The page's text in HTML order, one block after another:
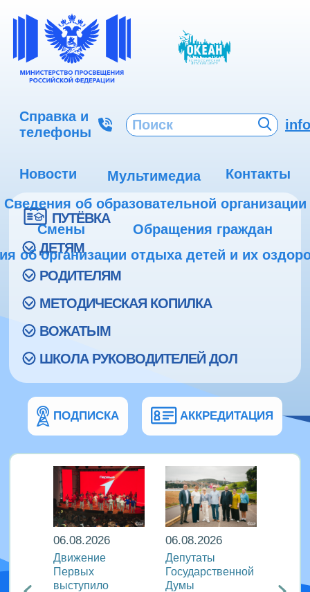
Справка и
телефоны
Новости Мультимедиа
Контакты
Сведения об образовательной организации
Смены
Обращения граждан
об организации отдыха детей и их
ПУТЁВКА
ДЕТЯМ
РОДИТЕЛЯМ
МЕТОДИЧЕСКАЯ КОПИЛКА
ВОЖАТЫМ
ШКОЛА РУКОВОДИТЕЛЕЙ ДОЛ
ПОДПИСКА АККРЕДИТАЦИЯ
в
06.08.2026
Движение
Первых
выступило
06.08.2026
Депутаты
Государственной
Думы